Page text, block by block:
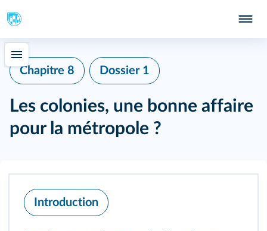
Chapitre 8 Dossier 1
Les colonies, une bonne affaire
pour la métropole ?
Introduction